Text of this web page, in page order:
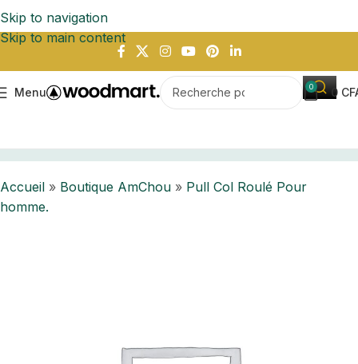
Skip to navigation
Skip to main content
Menu 0 0
Accueil » Boutique AmChou » Pull Col Roulé Pour
homme.